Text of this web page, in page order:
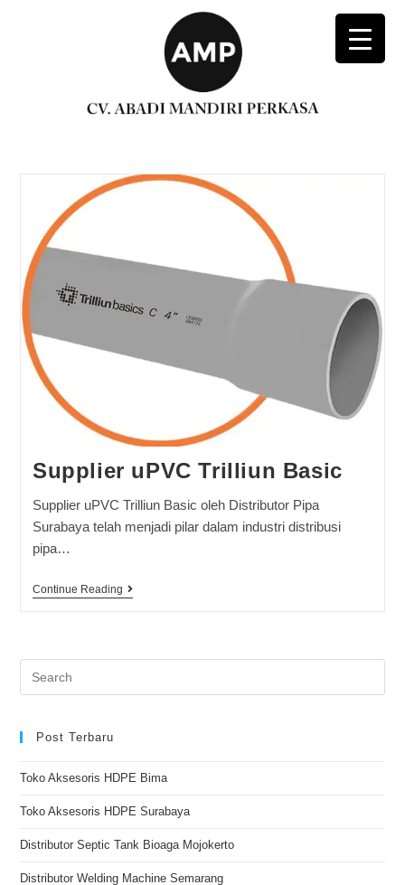
Supplier uPVC Trilliun Basic
Supplier uPVC Trilliun Basic oleh Distributor Pipa
Surabaya telah menjadi pilar dalam industri distribusi
pipa…
Continue Reading
Post Terbaru
Toko Aksesoris HDPE Bima
Toko Aksesoris HDPE Surabaya
Distributor Septic Tank Bioaga Mojokerto
Distributor Welding Machine Semarang